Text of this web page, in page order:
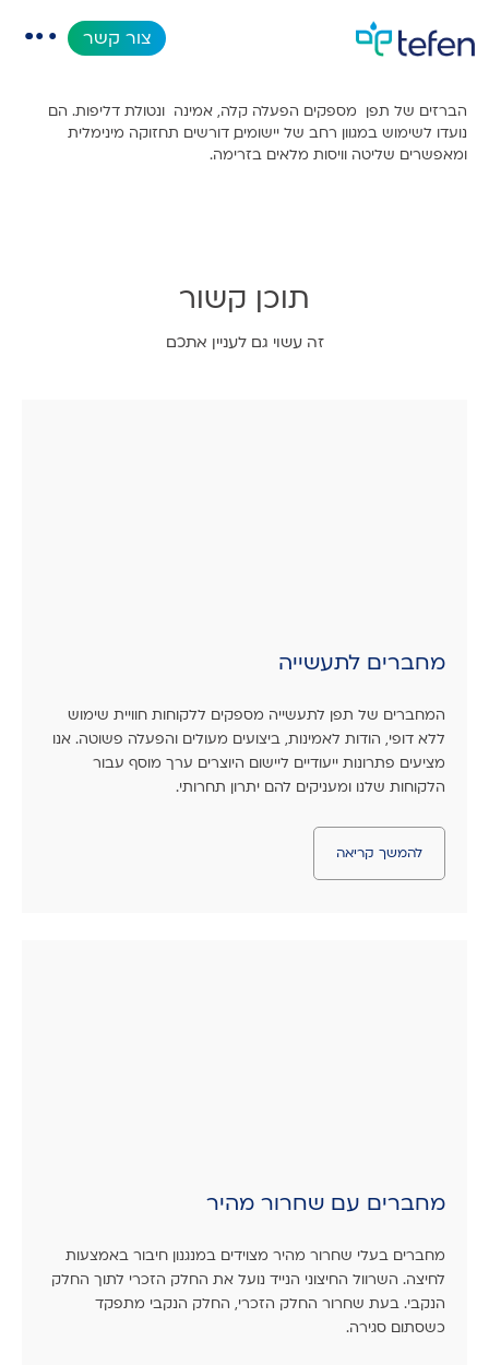
צור קשר
קטלוג
ברזים
הברזים של תפן מספקים הפעלה קלה, אמינה ונטולת דליפות. הם
נועדו לשימוש במגוון רחב של יישומים, דורשים תחזוקה מינימלית
ומאפשרים שליטה וויסות מלאים בזרימה.
תוכן קשור
זה עשוי גם לעניין אתכם
מחברים לתעשייה
המחברים של תפן לתעשייה מספקים ללקוחות חוויית שימוש
ללא דופי, הודות לאמינות, ביצועים מעולים והפעלה פשוטה. אנו
מציעים פתרונות ייעודיים ליישום היוצרים ערך מוסף עבור
הלקוחות שלנו ומעניקים להם יתרון תחרותי.
להמשך קריאה
מחברים עם שחרור מהיר
מחברים בעלי שחרור מהיר מצוידים במנגנון חיבור באמצעות
לחיצה. השרוול החיצוני הנייד נועל את החלק הזכרי לתוך החלק
הנקבי. בעת שחרור החלק הזכרי, החלק הנקבי מתפקד
כשסתום סגירה.